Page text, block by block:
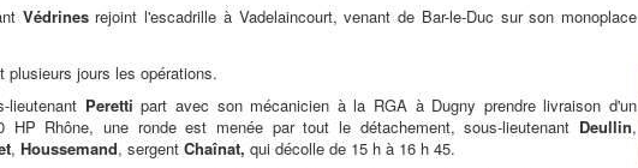
Védrinesrejoint l'escadrille à Vadelaincourt, venant de Bar-le-Duc sur son monoplace
plusieurs jours les opérations.
Peretti part avec son mécanicien à la RGA à Dugny prendre livraison d'un
HP Rhône, une ronde est menée par tout le détachement, sous-lieutenant Deullin,
, Houssemand, sergent Chaînat, qui décolle de 15 h à 16 h 45.